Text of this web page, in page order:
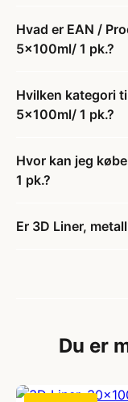
Hvad er EAN /
5x100ml/ 1 pk.?
Hvilken kategori
5x100ml/ 1 pk.?
Hvor kan jeg
1 pk.?
Er 3D Liner,
Du er